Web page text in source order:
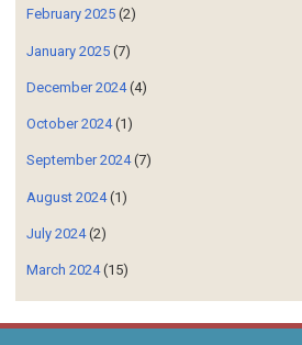
February 2025 (2)
January 2025 (7)
December 2024(4)
October 2024(1)
September 2024(7)
August 2024(1)
July 2024(2)
March 2024(15)